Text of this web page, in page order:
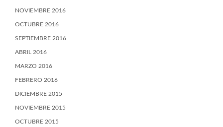
NOVIEMBRE 2016
OCTUBRE 2016
SEPTIEMBRE 2016
ABRIL 2016
MARZO 2016
FEBRERO 2016
DICIEMBRE 2015
NOVIEMBRE 2015
OCTUBRE 2015